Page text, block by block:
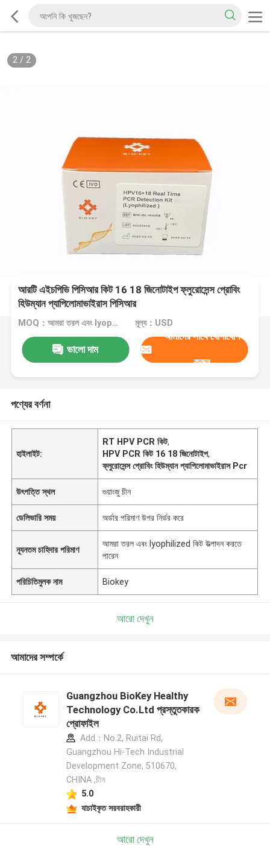
2/ 2
আরটি এইচপিভি পিসিআর কিট 16 18 জিনোটাইপ ফ্লুরোসেন্স প্রোবিং
হিউম্যান প্যাপিলোমাভাইরাস পিসিআর
MOQ：আমরা তরল এবং lyophilized কিট উত্পাদন করতে পারেন মূল্য：USD
ভালো দাম
আমাদের সাথে যোগাযোগ
করুন
পণ্যের বর্ণনা
হাইলাইট:
RT HPV PCR কিট,
HPV PCR কিট 16 18 জিনোটাইপ,
ফ্লুরোসেন্স প্রোবিং হিউম্যান প্যাপিলোমাভাইরাস Pcr
উৎপত্তি স্থল গুয়াংজু চীন
ডেলিভারি সময় অর্ডার পরিমাণ উপর নির্ভর করে
ন্যূনতম চাহিদার পরিমাণ
আমরা তরল এবং lyophilized কিট উত্পাদন করতে
পারেন
পরিচিতিমুলক নাম Biokey
আরো দেখুন
আমাদের সম্পর্কে
Guangzhou BioKey Healthy
Technology Co.Ltd প্রস্তুতকারক
প্রোফাইল
Add：No.2, Ruitai Rd,
Guangzhou Hi-Tech Industrial
Development Zone, 510670,
CHINA ,চীন
5.0
যাচাইকৃত সরবরাহকারী
আরো দেখুন